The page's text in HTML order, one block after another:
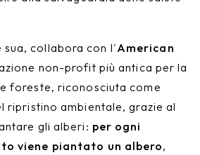
collabora con l'American
non-profit più antica per la
foreste, riconosciuta come
ripristino ambientale, grazie al
gli alberi: per ogni
viene piantato un albero,